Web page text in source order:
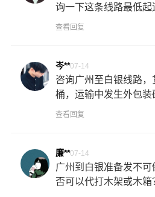
询一下这条线路最低起
查看回复
岑**07-14
咨询广州至白银线路
桶，运输中发生外包装
查看回复
廉**07-14
广州到白银准备发不
否可以代打木架或木箱